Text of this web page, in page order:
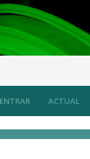
ACTUAL
ENTRAR
desde las